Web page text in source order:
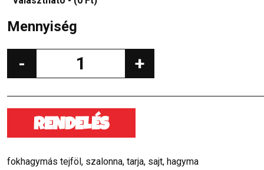
Mennyiség
- +
RENDELÉS
fokhagymás tejföl, szalonna, tarja, sajt, hagyma